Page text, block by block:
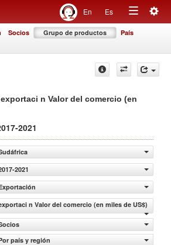
En Es
Toggle
Socios Grupo de productos País
n Valor del comercio (en
2021
2021
n Valor del comercio (en miles de US$)
país y región